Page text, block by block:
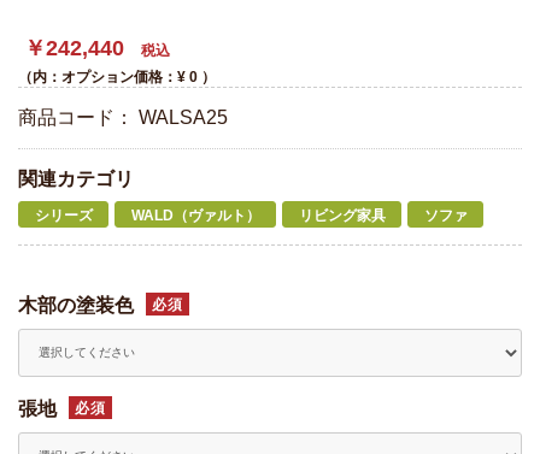
￥242,440
税込
（内：オプション価格：¥ 0 ）
商品コード： WALSA25
関連カテゴリ
シリーズ WALD（ヴァルト） リビング家具 ソファ
木部の塗装色 必須
張地 必須